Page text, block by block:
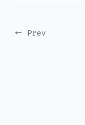
← Prev